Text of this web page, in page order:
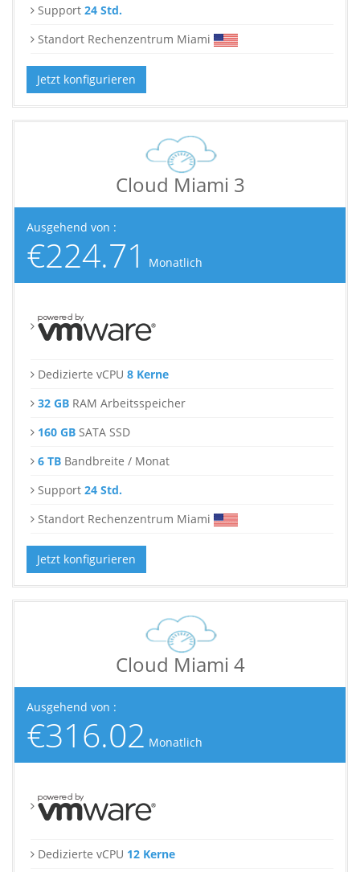
Support 24 Std.
Standort Rechenzentrum Miami
Jetzt konfigurieren
Cloud Miami 3
Ausgehend von :
€224.71 Monatlich
Dedizierte vCPU 8 Kerne
32 GB RAM Arbeitsspeicher
160 GB SATA SSD
6 TB Bandbreite / Monat
Support 24 Std.
Standort Rechenzentrum Miami
Jetzt konfigurieren
Cloud Miami 4
Ausgehend von :
€316.02 Monatlich
Dedizierte vCPU 12 Kerne